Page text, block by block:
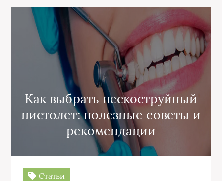
Как выбрать пескоструйный
пистолет: полезные советы и
рекомендации
Статьи